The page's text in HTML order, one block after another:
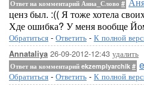
Ответ на комментарий Анна_Слово #
ценз был. :(( Я тоже хотела
Хде ошибка? У меня вообще
Обратиться - Ответить - К полной
Annataliya 26-09-2012-12:43 удалить
Ответ на комментарий ekzemplyarchik #
Обратиться - Ответить - К полной